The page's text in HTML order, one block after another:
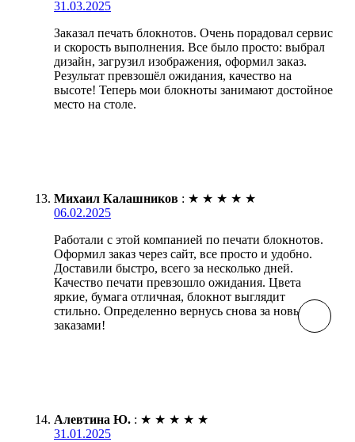
31.03.2025
Заказал печать блокнотов. Очень порадовал сервис
и скорость выполнения. Все было просто: выбрал
дизайн, загрузил изображения, оформил заказ.
Результат превзошёл ожидания, качество на
высоте! Теперь мои блокноты занимают достойное
место на столе.
Михаил Калашников : ★ ★ ★ ★ ★
06.02.2025
Работали с этой компанией по печати блокнотов.
Оформил заказ через сайт, все просто и удобно.
Доставили быстро, всего за несколько дней.
Качество печати превзошло ожидания. Цвета
яркие, бумага отличная, блокнот выглядит
стильно. Определенно вернусь снова за новыми
заказами!
Алевтина Ю. : ★ ★ ★ ★ ★
31.01.2025